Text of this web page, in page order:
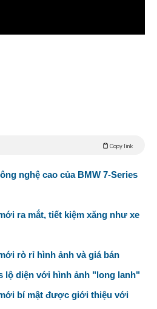
Copy link
nghệ cao của BMW 7-Series
ra mắt, tiết kiệm xăng như xe
rò rỉ hình ảnh và giá bán
lộ diện với hình ảnh "long lanh"
bí mật được giới thiệu với